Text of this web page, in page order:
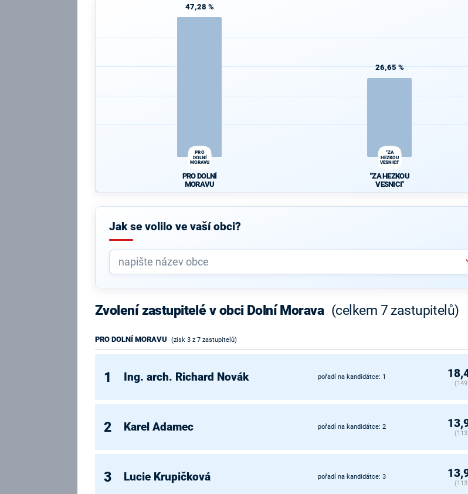
47,28 %
PRO
DOLNÍ
MORAVU
PRO DOLNÍ
MORAVU
26,65 %
"ZA
HEZKOU
VESNICI"
"ZA HEZKOU
VESNICI"
Jak se volilo ve vaší obci?
Zvolení zastupitelé v obci Dolní Morava (celkem 7 zastupitelů)
PRO DOLNÍ MORAVU (zisk 3 z 7 zastupitelů)
1 Ing. arch. Richard Novák pořadí na kandidátce: 1
2 Karel Adamec pořadí na kandidátce: 2
3 Lucie Krupičková pořadí na kandidátce: 3